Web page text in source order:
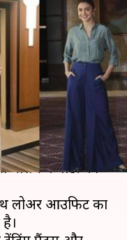
ट्रेंडिंग पैंट्स
में
ऐसे में सबका मन
मौसम में बॉडी को
लोअर आउफिट का